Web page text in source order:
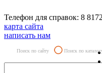
Телефон для справок: 8
карта сайта
написать нам
Поиск по сайту Поиск по